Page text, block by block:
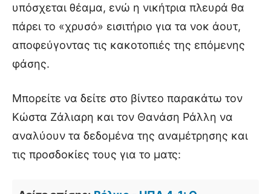
υπόσχεται θέαμα, ενώ η νικήτρια πλευρά θα
πάρει το «χρυσό» εισιτήριο για τα νοκ άουτ,
αποφεύγοντας τις κακοτοπιές της επόμενης
φάσης.
Μπορείτε να δείτε στο βίντεο παρακάτω τον
Κώστα Ζάλιαρη και τον Θανάση Ράλλη να
αναλύουν τα δεδομένα της αναμέτρησης και
τις προσδοκίες τους για το ματς: